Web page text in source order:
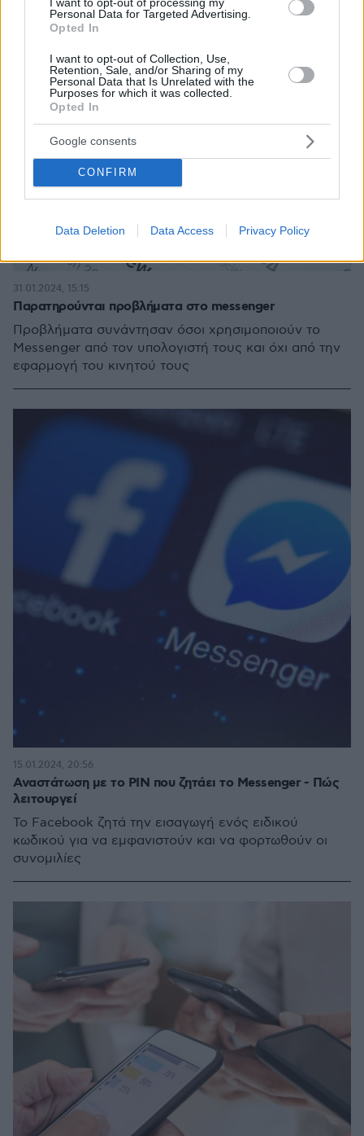
Personal Data for Targeted Advertising.
Opted In
I want to opt-out of Collection, Use,
Retention, Sale, and/or Sharing of my
Personal Data that Is Unrelated with the
Purposes for which it was collected.
Opted In
Google consents
CONFIRM
Data Deletion Data Access Privacy Policy
Παρατηρούνται προβλήματα στο messenger
Προβλήματα συνάντησαν όσοι χρησιμοποιούν το
Messenger από τον υπολογιστή τους και όχι από την
εφαρμογή του κινητού τους
31.01.2024, 15:15
Αναστάτωση με το PIN που ζητάει το Messenger - Πώς
λειτουργεί
Το Facebook ζητά την εισαγωγή ενός ειδικού
κωδικού για να εμφανιστούν και να φορτωθούν οι
συνομιλίες
15.01.2024, 20:56